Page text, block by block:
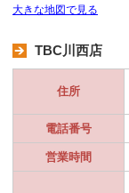
大きな地図で見る
TBC川西店
住所
電話番号
営業時間